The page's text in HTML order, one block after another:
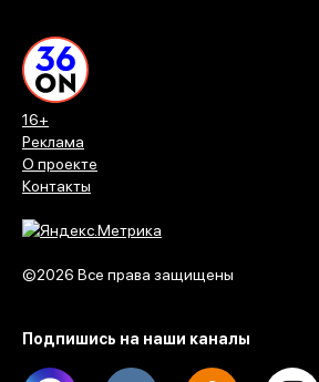
16+
Реклама
О проекте
Контакты
©2026 Все права защищены
Подпишись на наши каналы